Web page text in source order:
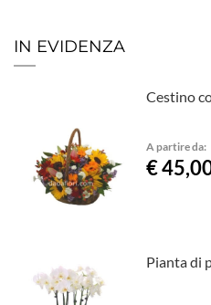
IN EVIDENZA
Cestino
A partire da:
€
Pianta di